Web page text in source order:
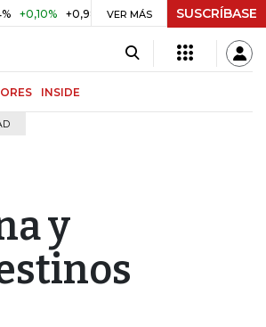
UVR $ 416,91 +$ 0,05 +0,01%
VER MÁS SUSCRÍBASE
INSIDE
y